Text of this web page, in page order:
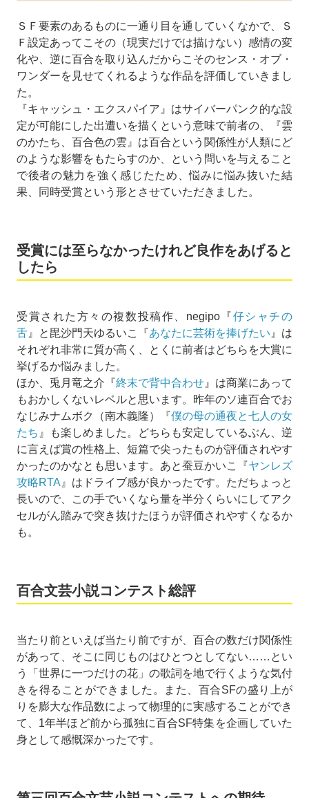
ＳＦ要素のあるものに一通り目を通していくなかで、Ｓ
Ｆ設定あってこその（現実だけでは描けない）感情の変
化や、逆に百合を取り込んだからこそのセンス・オブ・
ワンダーを見せてくれるような作品を評価していきまし
た。
『キャッシュ・エクスパイア』はサイバーパンク的な設
定が可能にした出遭いを描くという意味で前者の、『雲
のかたち、百合色の雲』は百合という関係性が人類にど
のような影響をもたらすのか、という問いを与えること
で後者の魅力を強く感じたため、悩みに悩み抜いた結
果、同時受賞という形とさせていただきました。
受賞には至らなかったけれど良作をあげると
したら
受賞された方々の複数投稿作、negipo『仔シャチの
舌 』と毘沙門天ゆるいこ『あなたに芸術を捧げたい 』は
それぞれ非常に質が高く、とくに前者はどちらを大賞に
挙げるか悩みました。
ほか、兎月竜之介『終末で背中合わせ 』は商業にあって
もおかしくないレベルと思います。昨年のソ連百合でお
なじみナムボク（南木義隆）『僕の母の通夜と七人の女
たち 』も楽しめました。どちらも安定しているぶん、逆
に言えば賞の性格上、短篇で尖ったものが評価されやす
かったのかなとも思います。あと蚕豆かいこ『ヤンレズ
攻略RTA 』はドライブ感が良かったです。ただちょっと
長いので、この手でいくなら量を半分くらいにしてアク
セルがん踏みで突き抜けたほうが評価されやすくなるか
も。
百合文芸小説コンテスト総評
当たり前といえば当たり前ですが、百合の数だけ関係性
があって、そこに同じものはひとつとしてない……とい
う「世界に一つだけの花」の歌詞を地で行くような気付
きを得ることができました。また、百合SFの盛り上が
りを膨大な作品数によって物理的に実感することができ
て、1年半ほど前から孤独に百合SF特集を企画していた
身として感慨深かったです。